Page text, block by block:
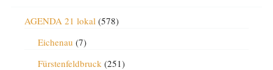
AGENDA 21 lokal (578)
Eichenau (7)
Fürstenfeldbruck (251)